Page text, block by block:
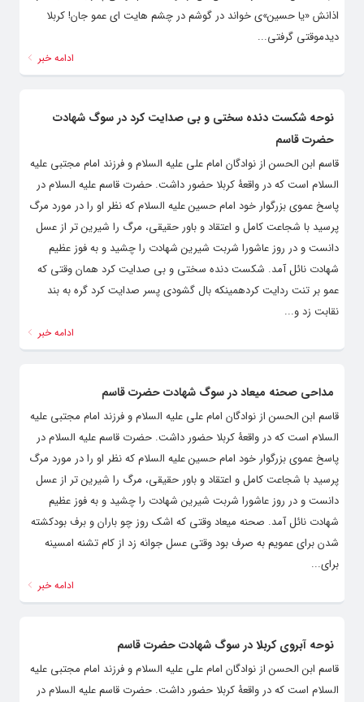
اذانش «یا حسین»ی خواند در گوشم در چشم هایت ای عمو جان! کربلا
دیدموقتی گرفتی...
ادامه خبر
نوحه شکست دنده سختی و بی صدایت کرد در سوگ شهادت
حضرت قاسم
قاسم ابن الحسن از نوادگان امام علی علیه السلام و فرزند امام مجتبی علیه
السلام است که در واقعۀ کربلا حضور داشت. حضرت قاسم علیه السلام در
پاسخ عموی بزرگوار خود امام حسین علیه السلام که نظر او را در مورد مرگ
پرسید با شجاعت کامل و اعتقاد و باور حقیقی، مرگ را شیرین ‌تر از عسل
دانست و در روز عاشورا شربت شیرین شهادت را چشید و به فوز عظیم
شهادت نائل آمد. شکست دنده سختی و بی صدایت کرد همان وقتی که
عمو بر تنت ردایت کردهمینکه بال گشودی پسر صدایت کرد گره به بند
نقابت زد و...
ادامه خبر
مداحی صحنه میعاد در سوگ شهادت حضرت قاسم
قاسم ابن الحسن از نوادگان امام علی علیه السلام و فرزند امام مجتبی علیه
السلام است که در واقعۀ کربلا حضور داشت. حضرت قاسم علیه السلام در
پاسخ عموی بزرگوار خود امام حسین علیه السلام که نظر او را در مورد مرگ
پرسید با شجاعت کامل و اعتقاد و باور حقیقی، مرگ را شیرین ‌تر از عسل
دانست و در روز عاشورا شربت شیرین شهادت را چشید و به فوز عظیم
شهادت نائل آمد. صحنه میعاد وقتی که اشک روز چو باران و برف بودکشته
شدن برای عمویم به صرف بود وقتی عسل جوانه زد از کام تشنه امسینه
برای...
ادامه خبر
نوحه آبروی کربلا در سوگ شهادت حضرت قاسم
قاسم ابن الحسن از نوادگان امام علی علیه السلام و فرزند امام مجتبی علیه
السلام است که در واقعۀ کربلا حضور داشت. حضرت قاسم علیه السلام در